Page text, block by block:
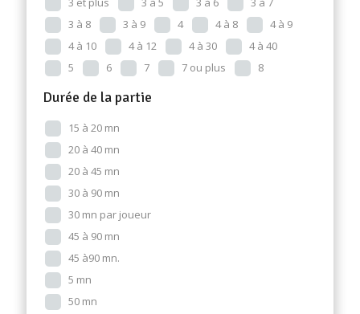
3 à 8
3 à 9 4 4 à 8
4 à 9
4 à 10
4 à 12 4 à 30
4 à 40
5
6 7 7 ou plus 8
Durée de la partie
15 à 20 mn
20 à 40 mn
20 à 45 mn
30 à 90 mn
30 mn par joueur
45 à 90 mn
45 à90 mn.
5 mn
50 mn